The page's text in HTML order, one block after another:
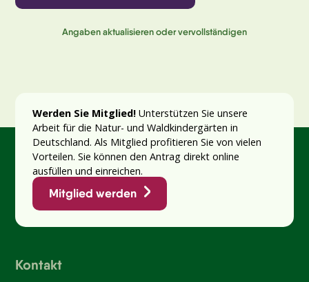
Angaben aktualisieren oder vervollständigen
Werden Sie Mitglied!Unterstützen Sie unsere
Arbeit für die Natur- und Waldkindergärten in
Deutschland. Als Mitglied profitieren Sie von vielen
Vorteilen. Sie können den Antrag direkt online
ausfüllen und einreichen.
Mitglied werden
Kontakt